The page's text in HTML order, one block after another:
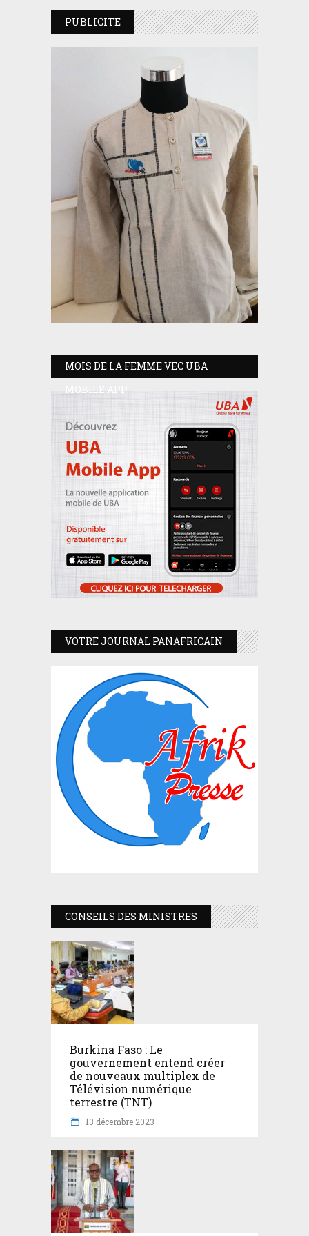
PUBLICITE
MOIS DE LA FEMME VEC UBA
MOBILE APP
VOTRE JOURNAL PANAFRICAIN
CONSEILS DES MINISTRES
Burkina Faso : Le
gouvernement entend créer
de nouveaux multiplex de
Télévision numérique
terrestre (TNT)
13 décembre 2023